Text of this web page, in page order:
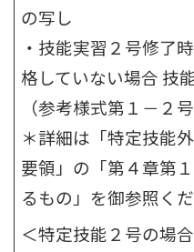
の写し
・技能実習２号修了
格していない場合 技
（参考様式第１－２号
＊詳細は「特定技能
要領」の「第４章第
るもの」を御参照くだ
＜特定技能２号の場